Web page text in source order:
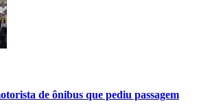
de ônibus que pediu passagem